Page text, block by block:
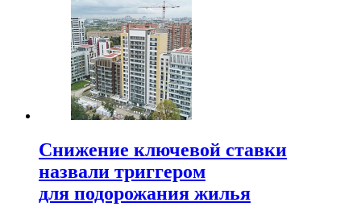
Снижение ключевой ставки
назвали триггером
для подорожания жилья